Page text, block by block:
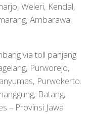
Weleri, Kendal,
Ambarawa,
via toll panjang
Purworejo,
Purwokerto.
Batang,
– Provinsi Jawa